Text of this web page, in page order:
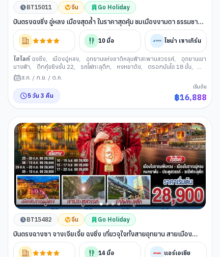
BT15011 จีน Go Holiday
บินตรงฉงชิ่ง อู่หลง เมืองสุดล้ำ ในราคาสุดคุ้ม ชมเมืองงามตา ธรรมชาติ
พาเพลิน 5 วัน 3 คืน โดยสายการบินไชน่า เซาเทิร์น (CZ)
10 มื้อ ไชน่า เซาเทิร์น
ไฮไลท์ ฉงชิ่ง, เมืองอู่หลง, อุทยานแห่งชาติหลุมฟ้าสะพานสวรรค์,
อุทยานเขา
นางฟ้า, ตึกคุ๋ยซิงชั้น 22, รถไฟทะลุตึก, หงหยาต้ง, ตรอกบันได 18 ขั้น,
ถนนคนเดินเจี่ยฟางเป่ย
MEIXIN-CREATIVE-PARK
RING
ส.ค. / ก.ย. / ต.ค.
5 วัน 3 คืน
เริ่มต้น
฿16,888
BT15482 จีน Go Holiday
บินตรงฉางซา จางเจียเจี้ย ฉงชิ่ง เที่ยวจุใจทั้งสายอุทยาน สายเมือง
โบราณ และสายช้อป 6 วัน 5 คืน โดย ไทย แอร์เอเชีย (FD)
14 มื้อ แอร์เอเชีย